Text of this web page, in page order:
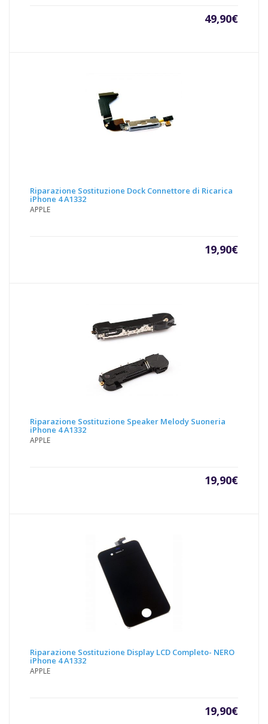
49,90€
Riparazione Sostituzione Dock Connettore di Ricarica
iPhone 4 A1332
APPLE
19,90€
Riparazione Sostituzione Speaker Melody Suoneria
iPhone 4 A1332
APPLE
19,90€
Riparazione Sostituzione Display LCD Completo- NERO
iPhone 4 A1332
APPLE
19,90€